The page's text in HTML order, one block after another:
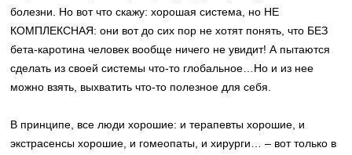
болезни. Но вот что скажу: хорошая система, но НЕ
КОМПЛЕКСНАЯ: они вот до сих пор не хотят понять, что БЕЗ
бета-каротина человек вообще ничего не увидит! А пытаются
сделать из своей системы что-то глобальное…Но и из нее
можно взять, выхватить что-то полезное для себя.
В принципе, все люди хорошие: и терапевты хорошие, и
экстрасенсы хорошие, и гомеопаты, и хирурги… – вот только в